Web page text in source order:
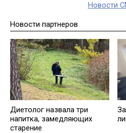
Новости
Новости партнеров
Диетолог назвала три
напитка, замедляющих
старение